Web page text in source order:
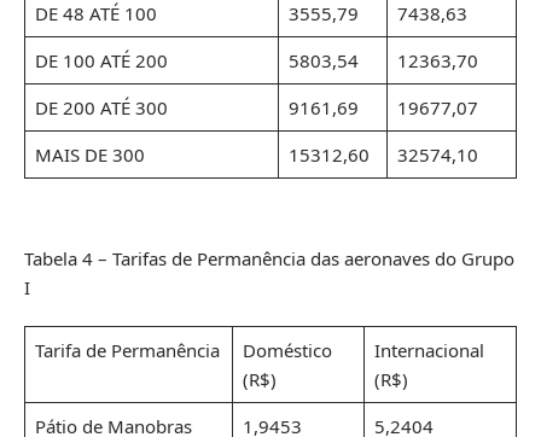
DE 48 ATÉ 100
3555,79
7438,63
DE 100 ATÉ 200
5803,54
12363,70
DE 200 ATÉ 300
9161,69
19677,07
MAIS DE 300
15312,60 32574,10
Tabela 4 – Tarifas de Permanência das aeronaves do Grupo
I
Tarifa de Permanência
Doméstico
(R$)
Internacional
(R$)
Pátio de Manobras
1,9453 5,2404